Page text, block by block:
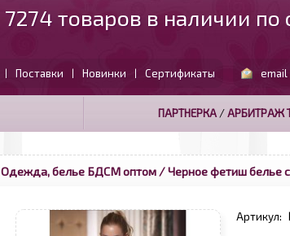
7274 товаров в наличии
| Поставки | Новинки | Сертификаты email
ПАРТНЕРКА/АРБИТРАЖ
Одежда, белье БДСМ оптом / Черное фетиш белье
Артикул: